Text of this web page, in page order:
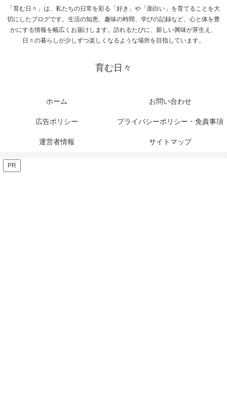
「育む日々」は、私たちの日常を彩る「好き」や「面白い」を育てることを大
切にしたブログです。生活の知恵、趣味の時間、学びの記録など、心と体を豊
かにする情報を幅広くお届けします。訪れるたびに、新しい興味が芽生え、
日々の暮らしが少しずつ楽しくなるような場所を目指しています。
育む日々
ホーム お問い合わせ
広告ポリシー プライバシーポリシー・免責事項
運営者情報 サイトマップ
PR